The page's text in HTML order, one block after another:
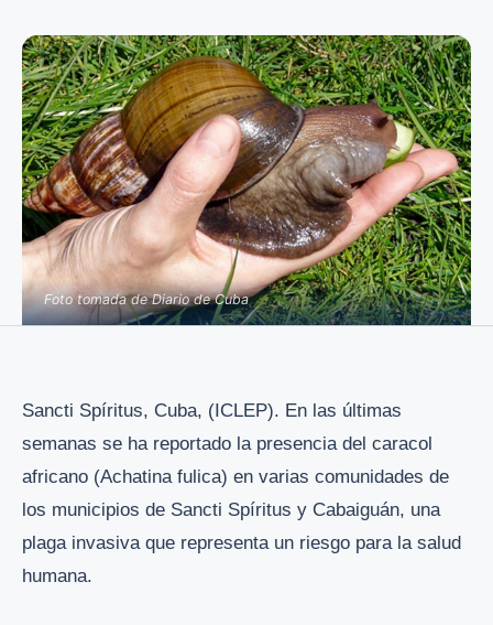
Foto tomada de Diario de Cuba
Sancti Spíritus, Cuba, (ICLEP). En las últimas
semanas se ha reportado la presencia del caracol
africano (Achatina fulica) en varias comunidades de
los municipios de Sancti Spíritus y Cabaiguán, una
plaga invasiva que representa un riesgo para la salud
humana.